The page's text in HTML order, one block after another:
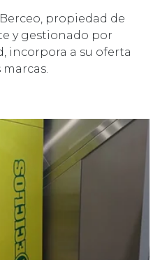
propiedad de
y gestionado por
incorpora a su oferta
marcas.